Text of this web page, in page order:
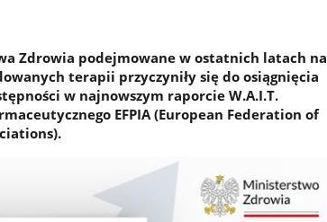
Zdrowia podejmowane w ostatnich latach na
terapii przyczyniły się do osiągnięcia
w najnowszym raporcie W.A.I.T.
EFPIA (European Federation of